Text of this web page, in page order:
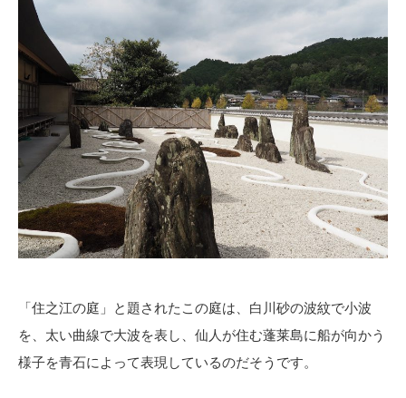
「住之江の庭」と題されたこの庭は、白川砂の波紋で小波
を、太い曲線で大波を表し、仙人が住む蓬莱島に船が向かう
様子を青石によって表現しているのだそうです。